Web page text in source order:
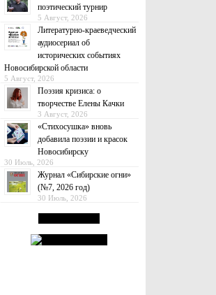
поэтический турнир
5 Август, 2026
Литературно-краеведческий
аудиосериал об
исторических событиях
Новосибирской области
5 Август, 2026
Поэзия кризиса: о
творчестве Елены Качки
3 Август, 2026
«Стихосушка» вновь
добавила поэзии и красок
Новосибирску
30 Июль, 2026
Журнал «Сибирские огни»
(№7, 2026 год)
30 Июль, 2026